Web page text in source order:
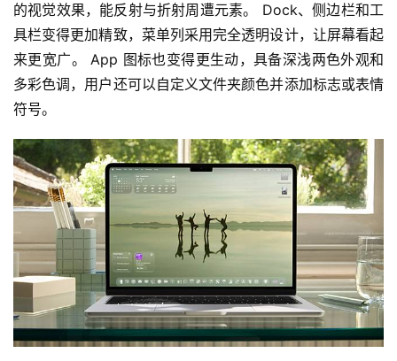
的视觉效果，能反射与折射周遭元素。 Dock、侧边栏和工
具栏变得更加精致，菜单列采用完全透明设计，让屏幕看起
来更宽广。 App 图标也变得更生动，具备深浅两色外观和
多彩色调，用户还可以自定义文件夹颜色并添加标志或表情
符号。